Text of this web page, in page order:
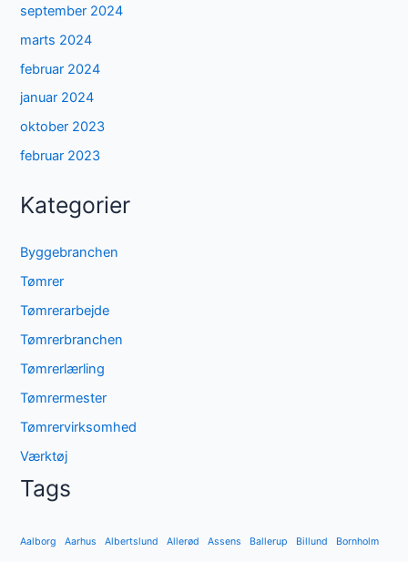
september 2024
marts 2024
februar 2024
januar 2024
oktober 2023
februar 2023
Kategorier
Byggebranchen
Tømrer
Tømrerarbejde
Tømrerbranchen
Tømrerlærling
Tømrermester
Tømrervirksomhed
Værktøj
Tags
Aalborg Aarhus Albertslund Allerød Assens Ballerup Billund Bornholm